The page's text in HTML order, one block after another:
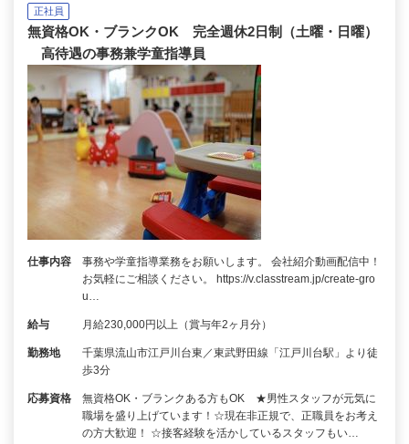
正社員
無資格OK・ブランクOK 完全週休2日制（土曜・日曜）
高待遇の事務兼学童指導員
仕事内容
事務や学童指導業務をお願いします。 会社紹介動画配信中！
お気軽にご相談ください。 https://v.classtream.jp/create-gro
u…
給与 月給230,000円以上（賞与年2ヶ月分）
勤務地
千葉県流山市江戸川台東／東武野田線「江戸川台駅」より徒
歩3分
応募資格
無資格OK・ブランクある方もOK ★男性スタッフが元気に
職場を盛り上げています！☆現在非正規で、正職員をお考え
の方大歓迎！ ☆接客経験を活かしているスタッフもい…